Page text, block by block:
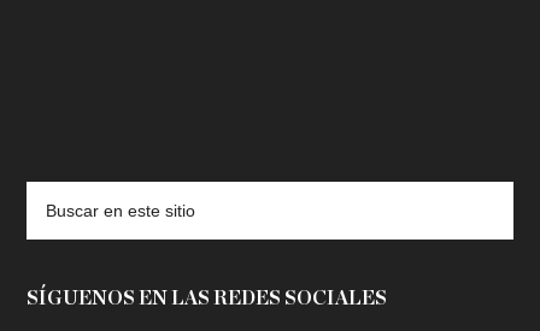
SÍGUENOS EN LAS REDES SOCIALES